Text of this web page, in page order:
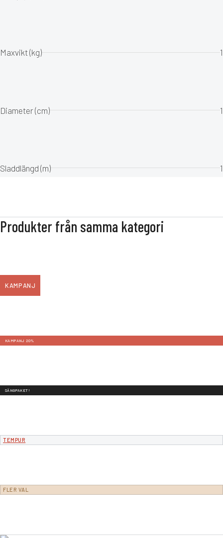
Maxvikt (kg) 1
Diameter (cm) 1
Sladdlängd (m) 1
Produkter från samma kategori
KAMPANJ
KAMPANJ 20%
SÄNGPAKET!
TEMPUR
FLER VAL